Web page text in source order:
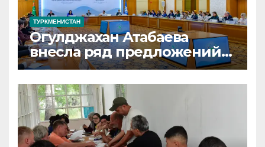
ТУРКМЕНИСТАН
Огулджахан Атабаева
внесла ряд предложений
по поддержке грудного
вскармливания в
Туркменистане